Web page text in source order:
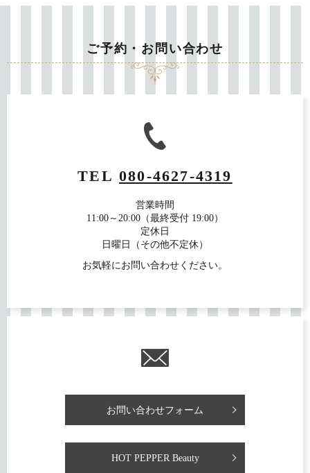
ご予約・お問い合わせ
TEL080-4627-4319
営業時間
11:00～20:00（最終受付 19:00）
定休日
日曜日（その他不定休）
お気軽にお問い合わせください。
お問い合わせフォーム
HOT PEPPER Beauty